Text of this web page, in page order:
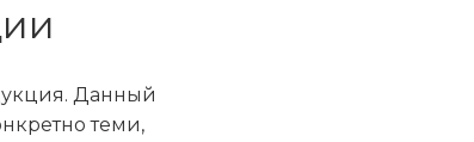
Данный
теми,